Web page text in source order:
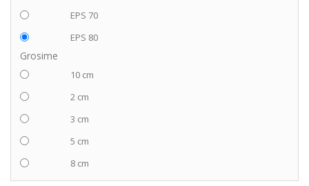
EPS 70
EPS 80
Grosime
10 cm
2 cm
3 cm
5 cm
8 cm